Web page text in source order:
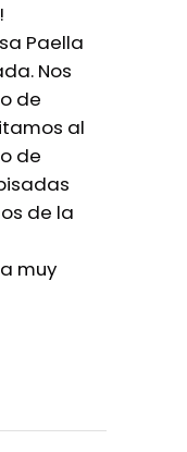
Paella
Nos
de
al
de
de la
muy